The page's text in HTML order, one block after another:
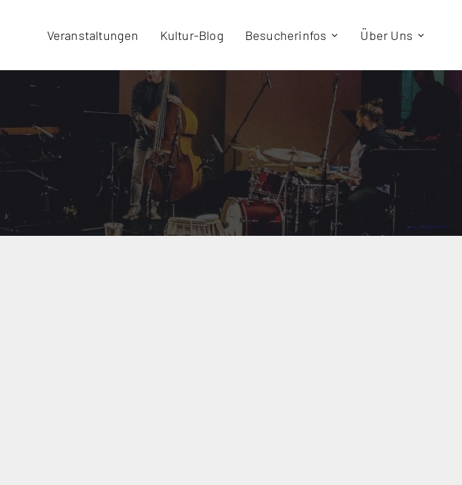
Veranstaltungen Kultur-Blog Besucherinfos Über Uns